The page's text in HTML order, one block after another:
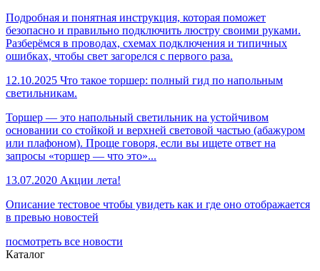
Подробная и понятная инструкция, которая поможет
безопасно и правильно подключить люстру своими руками.
Разберёмся в проводах, схемах подключения и типичных
ошибках, чтобы свет загорелся с первого раза.
12.10.2025 Что такое торшер: полный гид по напольным
светильникам.
Торшер — это напольный светильник на устойчивом
основании со стойкой и верхней световой частью (абажуром
или плафоном). Проще говоря, если вы ищете ответ на
запросы «торшер — что это»...
13.07.2020 Акции лета!
Описание тестовое чтобы увидеть как и где оно отображается
в превью новостей
посмотреть все новости
Каталог